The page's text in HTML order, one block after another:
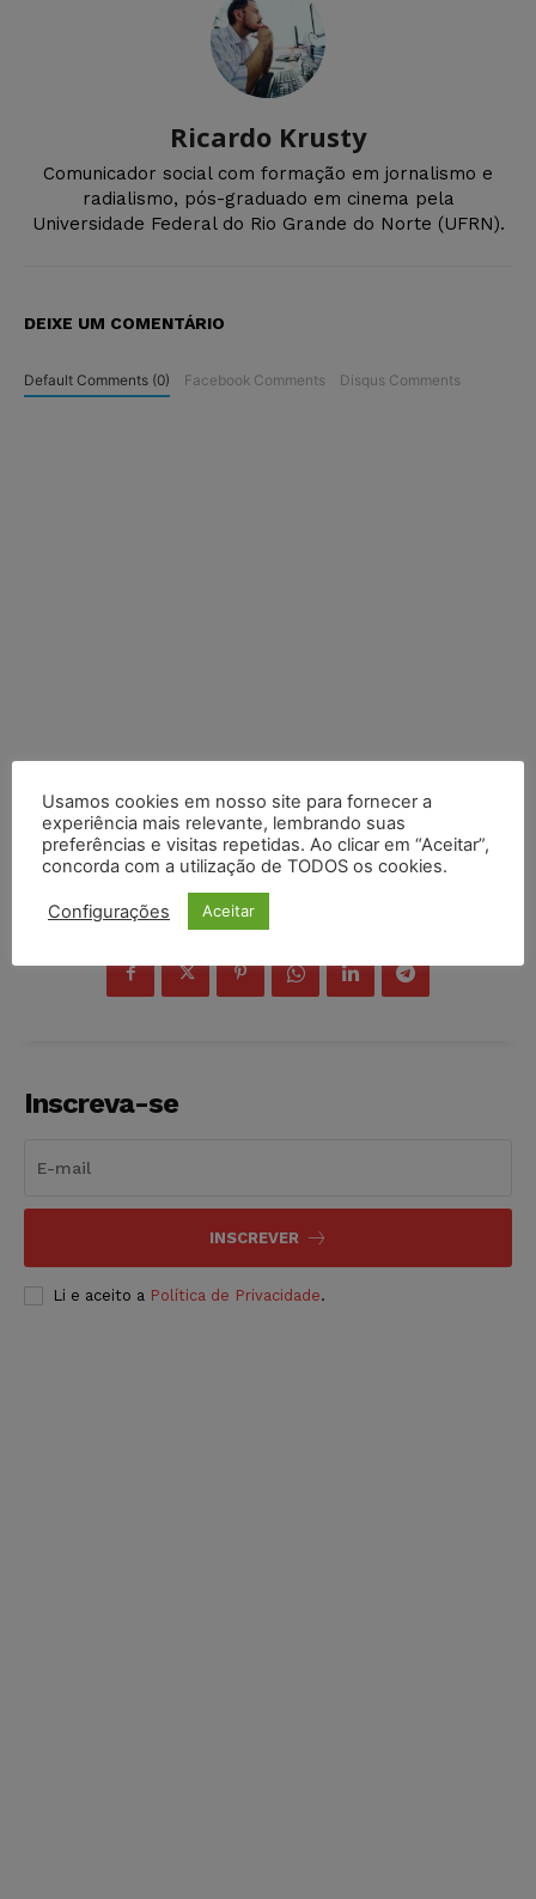
Ricardo Krusty
Comunicador social com formação em jornalismo e
radialismo, pós-graduado em cinema pela
Universidade Federal do Rio Grande do Norte (UFRN).
DEIXE UM COMENTÁRIO
Default Comments (0) Facebook Comments Disqus Comments
COMPARTILHE
Inscreva-se
INSCREVER
Li e aceito a Política de Privacidade.
Usamos cookies em nosso site para fornecer a
experiência mais relevante, lembrando suas
preferências e visitas repetidas. Ao clicar em “Aceitar”,
concorda com a utilização de TODOS os cookies.
Configurações Aceitar